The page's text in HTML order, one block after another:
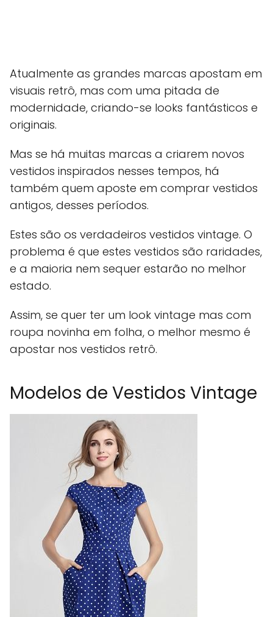
Atualmente as grandes marcas apostam em
visuais retrô, mas com uma pitada de
modernidade, criando-se looks fantásticos e
originais.
Mas se há muitas marcas a criarem novos
vestidos inspirados nesses tempos, há
também quem aposte em comprar vestidos
antigos, desses períodos.
Estes são os verdadeiros vestidos vintage. O
problema é que estes vestidos são raridades,
e a maioria nem sequer estarão no melhor
estado.
Assim, se quer ter um look vintage mas com
roupa novinha em folha, o melhor mesmo é
apostar nos vestidos retrô.
Modelos de Vestidos Vintage